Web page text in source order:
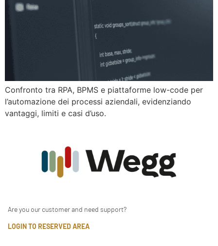
Confronto tra RPA, BPMS e piattaforme low-code per
l’automazione dei processi aziendali, evidenziando
vantaggi, limiti e casi d’uso.
Are you our customer and need support?
LOGIN TO RESERVED AREA